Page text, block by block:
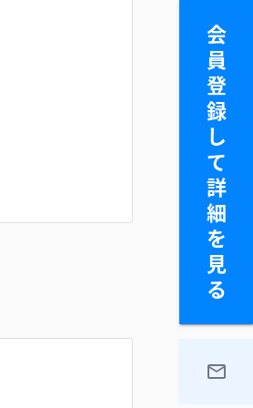
会
員
登
録
し
て
詳
細
を
見
る